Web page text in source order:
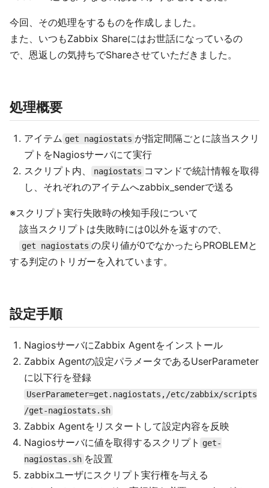
今回、その処理をするものを作成しました。
また、いつもZabbix Shareにはお世話になっているの
で、恩返しの気持ちでShareさせていただきました。
処理概要
アイテム get nagiostats が指定間隔ごとに該当スクリ
プトをNagiosサーバにて実行
スクリプト内、
nagiostats コマンドで統計情報を取得
し、それぞれのアイテムへzabbix_senderで送る
※スクリプト実行失敗時の検知手段について
該当スクリプトは失敗時には0以外を返すので、
get nagiostats の戻り値が0でなかったらPROBLEMと
する判定のトリガーを入れています。
設定手順
NagiosサーバにZabbix Agentをインストール
Zabbix Agentの設定パラメータであるUserParameter
に以下行を登録
UserParameter=get.nagiostats,/etc/zabbix/scripts
/get-nagiostats.sh
Zabbix Agentをリスタートして設定内容を反映
Nagiosサーバに値を取得するスクリプト get-
nagiostas.sh を設置
zabbixユーザにスクリプト実行権を与える